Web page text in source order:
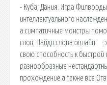
- Куба, Дания. Игра Филворды
интеллектуального
а симпатичные монстры
слов. Найди слова онлайн —
свою способность к быстрой
разнообразные
прохождение а также все